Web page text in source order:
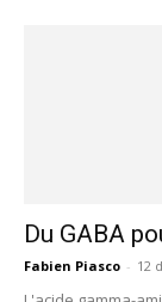
Du GABA
Fabien Piasco - 12